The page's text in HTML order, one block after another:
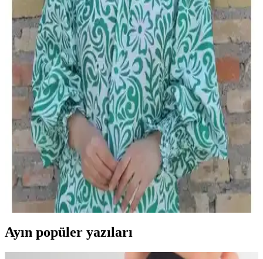
Fresco Scarfs'in vizon renkli medine ipeği eşarbı, hafif ve yumuşak
dokusuyla şıklık ve rahatlık sunar. Gün boyu konfor sağlayan bu
ürün, sade tasarımıyla her kıyafetle uyum sağlar.
Kadın Başörtüsü ve Yazma Ürünleri
Karşılaştırması: Kumaş, Tasarım ve Kullanım
Özellikleri
İki ürünün kumaş, tasarım ve kullanıcı geri bildirimleriyle detaylı
karşılaştırması, stil ve dayanıklılık açısından önemli bilgiler sunar.
Zümrüt Renkli Eşarp Durağı Düz Yazma Kadın
Şıklığını Tamamlayan Zarif Aksesuar
Zümrüt renkli eşarp durağı düz yazma, yüksek kaliteli kumaşı ve şık
tasarımıyla kadınların tarzını tamamlayan rahat ve estetik bir
aksesuar. Farklı bağlama teknikleriyle kişisel stilinizi yansıtın.
Ayın popüler yazıları